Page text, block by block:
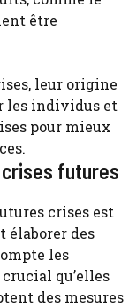
être
futures
crises est
élaborer des
les
qu’elles
des mesures